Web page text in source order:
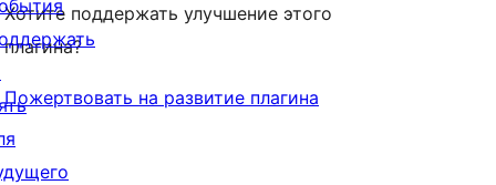
Хотите поддержать улучшение этого
плагина?
Пожертвовать на развитие плагина